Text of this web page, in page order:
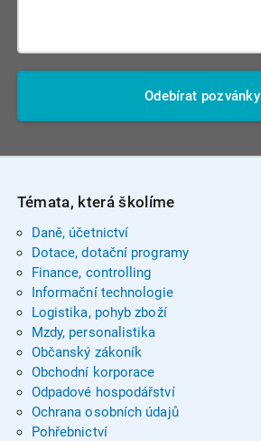
Odebírat pozvánky
Témata, která školíme
Daně, účetnictví
Dotace, dotační programy
Finance, controlling
Informační technologie
Logistika, pohyb zboží
Mzdy, personalistika
Občanský zákoník
Obchodní korporace
Odpadové hospodářství
Ochrana osobních údajů
Pohřebnictví